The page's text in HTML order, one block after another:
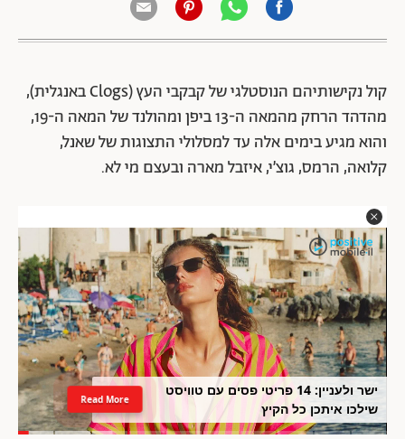
קול נקישותיהם הנוסטלגי של קבקבי העץ (Clogs באנגלית),
מהדהד הרחק מהמאה ה-13 ביפן ומהולנד של המאה ה-19,
והוא מגיע בימים אלה עד למסלולי התצוגות של שאנל,
קלואה, הרמס, גוצ׳י, איזבל מארה ובעצם מי לא.
ישר ולעניין: 14 פריטי פסים עם טוויסט
שילכו איתכן כל הקיץ
Read More